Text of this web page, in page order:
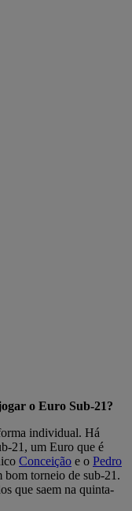
o Euro Sub-21?
individual. Há
21, um Euro que é
Conceição e o Pedro
bom torneio de sub-21.
que saem na quinta-